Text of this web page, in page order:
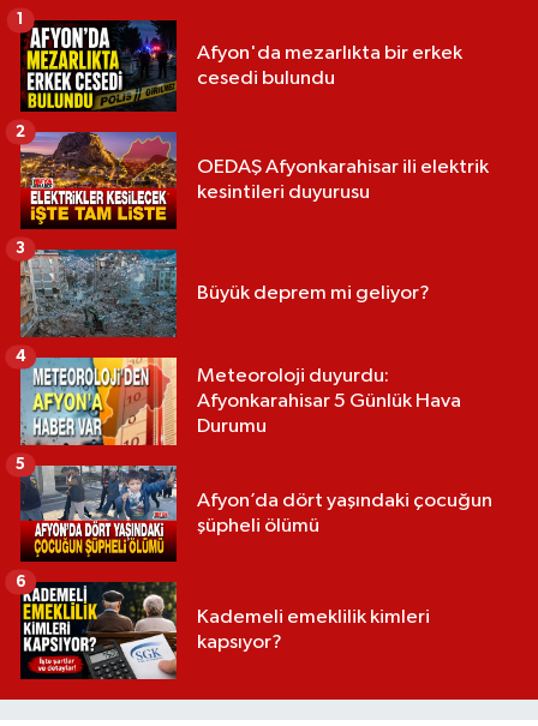
Afyon'da mezarlıkta bir erkek
cesedi bulundu
1
OEDAŞ Afyonkarahisar ili elektrik
kesintileri duyurusu
2
Büyük deprem mi geliyor?
3
Meteoroloji duyurdu:
Afyonkarahisar 5 Günlük Hava
Durumu
4
Afyon’da dört yaşındaki çocuğun
şüpheli ölümü
5
Kademeli emeklilik kimleri
kapsıyor?
6